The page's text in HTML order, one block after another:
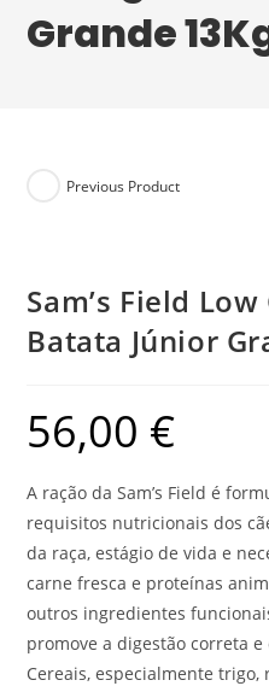
Grande
Previous Product
Sam’s Field
Batata Júnior
56,00 €
A ração da Sam’s Field é
requisitos nutricionais dos
da raça, estágio de vida e
carne fresca e proteínas
outros ingredientes
promove a digestão correta
Cereais, especialmente